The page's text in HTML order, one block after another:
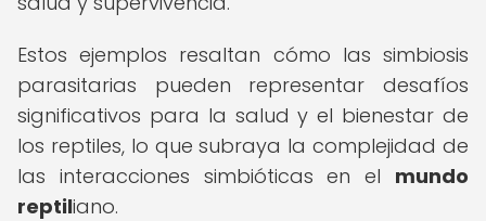
Estos ejemplos resaltan cómo las simbiosis
parasitarias pueden representar desafíos
significativos para la salud y el bienestar de
los reptiles, lo que subraya la complejidad de
las interacciones simbióticas en el mundo
reptiliano.